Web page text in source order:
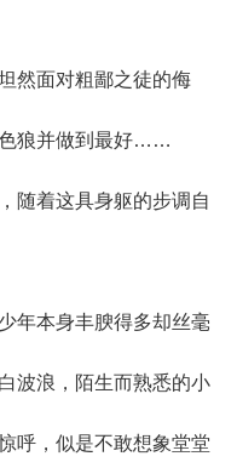
面对粗鄙之徒的侮
色狼并做到最好……
着这具身躯的步调自
本身丰腴得多却丝毫
波浪，陌生而熟悉的小
呼，似是不敢想象堂堂